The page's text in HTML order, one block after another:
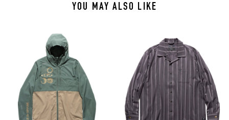
YOU MAY ALSO LIKE